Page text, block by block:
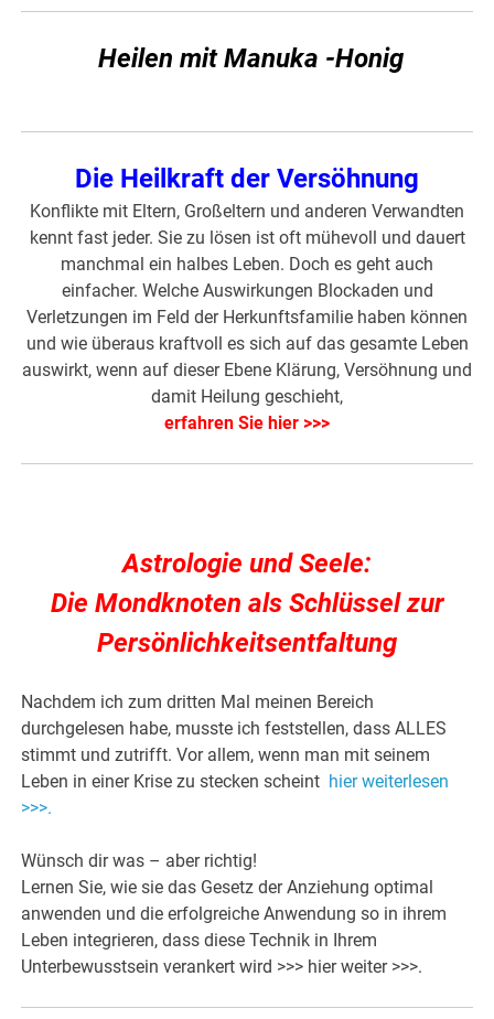
Heilen mit Manuka -Honig
Die Heilkraft der Versöhnung
Konflikte mit Eltern, Großeltern und anderen Verwandten
kennt fast jeder. Sie zu lösen ist oft mühevoll und dauert
manchmal ein halbes Leben. Doch es geht auch
einfacher. Welche Auswirkungen Blockaden und
Verletzungen im Feld der Herkunftsfamilie haben können
und wie überaus kraftvoll es sich auf das gesamte Leben
auswirkt, wenn auf dieser Ebene Klärung, Versöhnung und
damit Heilung geschieht,
erfahren Sie hier >>>
Astrologie und Seele:
Die Mondknoten als Schlüssel zur
Persönlichkeitsentfaltung
Nachdem ich zum dritten Mal meinen Bereich
durchgelesen habe, musste ich feststellen, dass ALLES
stimmt und zutrifft. Vor allem, wenn man mit seinem
Leben in einer Krise zu stecken scheint hier weiterlesen
>>>.
Wünsch dir was – aber richtig!
Lernen Sie, wie sie das Gesetz der Anziehung optimal
anwenden und die erfolgreiche Anwendung so in ihrem
Leben integrieren, dass diese Technik in Ihrem
Unterbewusstsein verankert wird >>> hier weiter >>>.